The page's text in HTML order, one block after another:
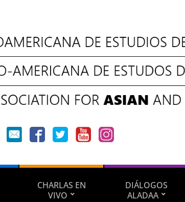
CHARLAS EN
VIVO
DIÁLOGOS
ALADAA